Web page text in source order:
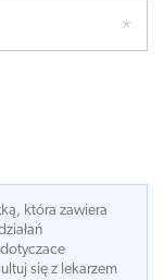
która zawiera
się z lekarzem